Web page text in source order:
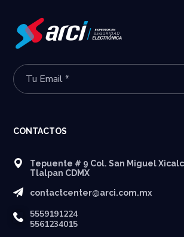
CONTACTOS
Tepuente # 9 Col. San Miguel
Tlalpan CDMX
contactcenter@arci.com.mx
5559191224
5561234015